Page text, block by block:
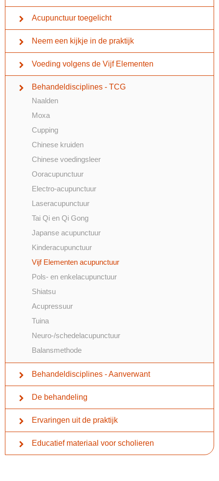
Acupunctuur toegelicht
Neem een kijkje in de praktijk
Voeding volgens de Vijf Elementen
Behandeldisciplines - TCG
Naalden
Moxa
Cupping
Chinese kruiden
Chinese voedingsleer
Ooracupunctuur
Electro-acupunctuur
Laseracupunctuur
Tai Qi en Qi Gong
Japanse acupunctuur
Kinderacupunctuur
Vijf Elementen acupunctuur
Pols- en enkelacupunctuur
Shiatsu
Acupressuur
Tuina
Neuro-/schedelacupunctuur
Balansmethode
Behandeldisciplines - Aanverwant
De behandeling
Ervaringen uit de praktijk
Educatief materiaal voor scholieren